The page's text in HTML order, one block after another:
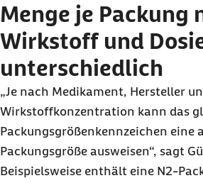
Menge je Packung
Wirkstoff und
unterschiedlich
„Je nach Medikament, Hersteller
Wirkstoffkonzentration kann das
Packungsgrößenkennzeichen eine
Packungsgröße ausweisen“, sagt
Beispielsweise enthält eine N2-